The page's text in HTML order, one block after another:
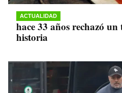
ACTUALIDAD
hace 33 años rechazó
historia